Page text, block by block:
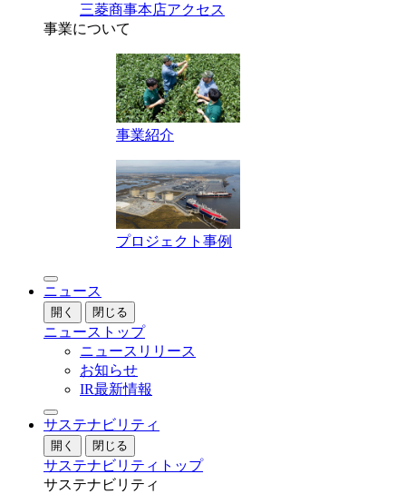
三菱商事本店アクセス
事業について
事業紹介
プロジェクト事例
ニュース
開く 閉じる
ニューストップ
ニュースリリース
お知らせ
IR最新情報
サステナビリティ
開く 閉じる
サステナビリティトップ
サステナビリティ